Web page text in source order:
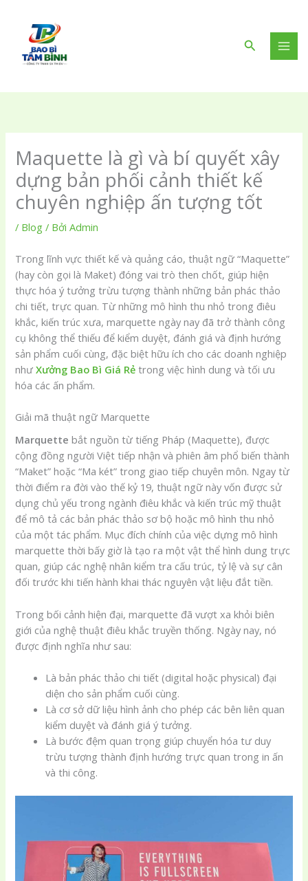
dung
Tìm
kiếm
Maquette là gì và bí quyết xây
dựng bản phối cảnh thiết kế
chuyên nghiệp ấn tượng tốt
/ Blog / BởiAdmin
Trong lĩnh vực thiết kế và quảng cáo, thuật ngữ “Maquette”
(hay còn gọi là Maket) đóng vai trò then chốt, giúp hiện
thực hóa ý tưởng trừu tượng thành những bản phác thảo
chi tiết, trực quan. Từ những mô hình thu nhỏ trong điêu
khắc, kiến trúc xưa, marquette ngày nay đã trở thành công
cụ không thể thiếu để kiểm duyệt, đánh giá và định hướng
sản phẩm cuối cùng, đặc biệt hữu ích cho các doanh nghiệp
nhưXưởng Bao Bì Giá Rẻ trong việc hình dung và tối ưu
hóa các ấn phẩm.
Giải mã thuật ngữ Marquette
Marquette bắt nguồn từ tiếng Pháp (Maquette), được
cộng đồng người Việt tiếp nhận và phiên âm phổ biến thành
“Maket” hoặc “Ma két” trong giao tiếp chuyên môn. Ngay từ
thời điểm ra đời vào thế kỷ 19, thuật ngữ này vốn được sử
dụng chủ yếu trong ngành điêu khắc và kiến trúc mỹ thuật
để mô tả các bản phác thảo sơ bộ hoặc mô hình thu nhỏ
của một tác phẩm. Mục đích chính của việc dựng mô hình
marquette thời bấy giờ là tạo ra một vật thể hình dung trực
quan, giúp các nghệ nhân kiểm tra cấu trúc, tỷ lệ và sự cân
đối trước khi tiến hành khai thác nguyên vật liệu đắt tiền.
Trong bối cảnh hiện đại, marquette đã vượt xa khỏi biên
giới của nghệ thuật điêu khắc truyền thống. Ngày nay, nó
được định nghĩa như sau:
Là bản phác thảo chi tiết (digital hoặc physical) đại
diện cho sản phẩm cuối cùng.
Là cơ sở dữ liệu hình ảnh cho phép các bên liên quan
kiểm duyệt và đánh giá ý tưởng.
Là bước đệm quan trọng giúp chuyển hóa tư duy
trừu tượng thành định hướng trực quan trong in ấn
và thi công.